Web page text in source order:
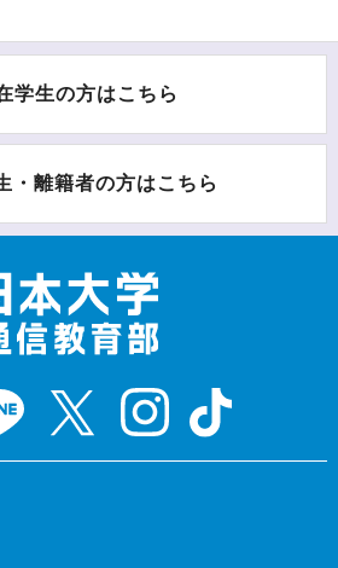
学生の方はこちら
・離籍者の方はこちら